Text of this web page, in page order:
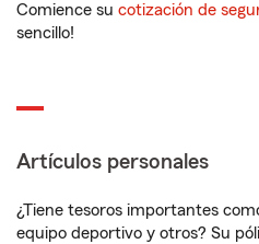
Comience su cotización de
sencillo!
Artículos personales
¿Tiene tesoros importantes
equipo deportivo y otros? Su